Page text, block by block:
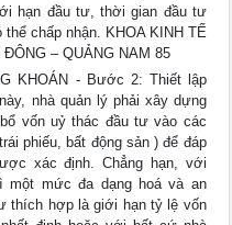
hạn đầu tư, thời gian đầu tư
chấp nhận. KHOA KINH TẾ
– QUẢNG NAM 85
KHOÁN - Bước 2: Thiết lập
nhà quản lý phải xây dựng
vốn uỷ thác đầu tư vào các
phiếu, bất động sản ) để đáp
xác định. Chẳng hạn, với
một mức đa dạng hoá và an
thích hợp là giới hạn tỷ lệ vốn